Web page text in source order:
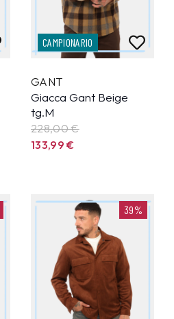
CAMPIONARIO
GANT
Giacca Gant Beige
tg.M
228,00 €
133,99€
39%